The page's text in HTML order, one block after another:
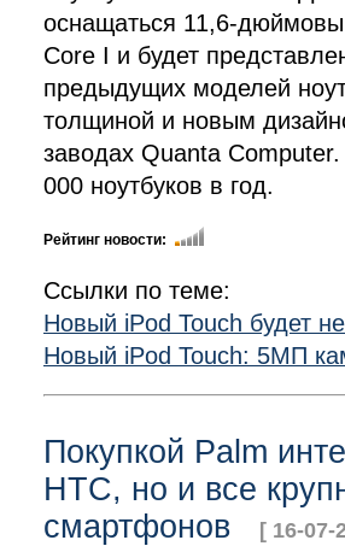
оснащаться 11,6-
Core I и будет
предыдущих моделей
толщиной и новым
заводах Quanta
000 ноутбуков в год.
Рейтинг новости:
Ссылки по теме:
Новый iPod Touch будет
Новый iPod Touch: 5МП
Покупкой Palm
HTC, но и все
смартфонов
[ 16-07-